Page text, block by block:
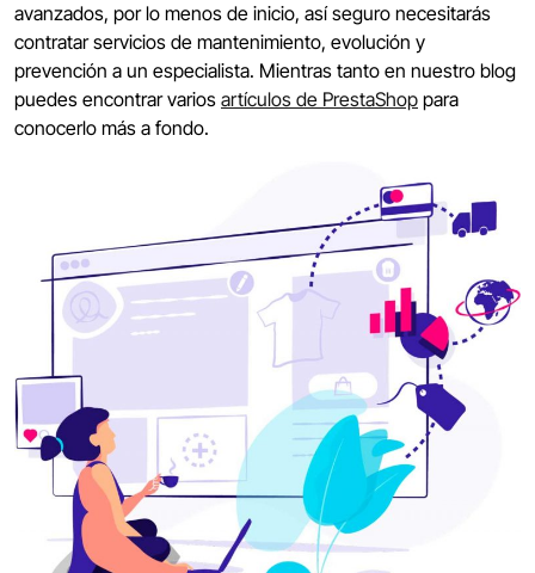
avanzados, por lo menos de inicio, así seguro necesitarás
contratar servicios de mantenimiento, evolución y
prevención a un especialista. Mientras tanto en nuestro blog
puedes encontrar varios artículos de PrestaShop para
conocerlo más a fondo.